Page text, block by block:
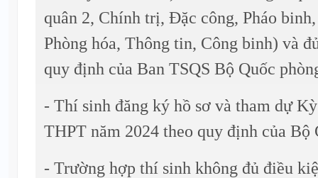
quân 2, Chính trị, Đặc công, Pháo
Phòng hóa, Thông tin, Công binh) và
quy định của Ban TSQS Bộ Quốc
- Thí sinh đăng ký hồ sơ và tham dự
THPT năm 2024 theo quy định của
- Trường hợp thí sinh không đủ điều